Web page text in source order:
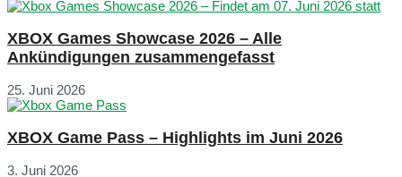
XBOX Games Showcase 2026 – Alle
Ankündigungen zusammengefasst
25. Juni 2026
XBOX Game Pass – Highlights im Juni 2026
3. Juni 2026